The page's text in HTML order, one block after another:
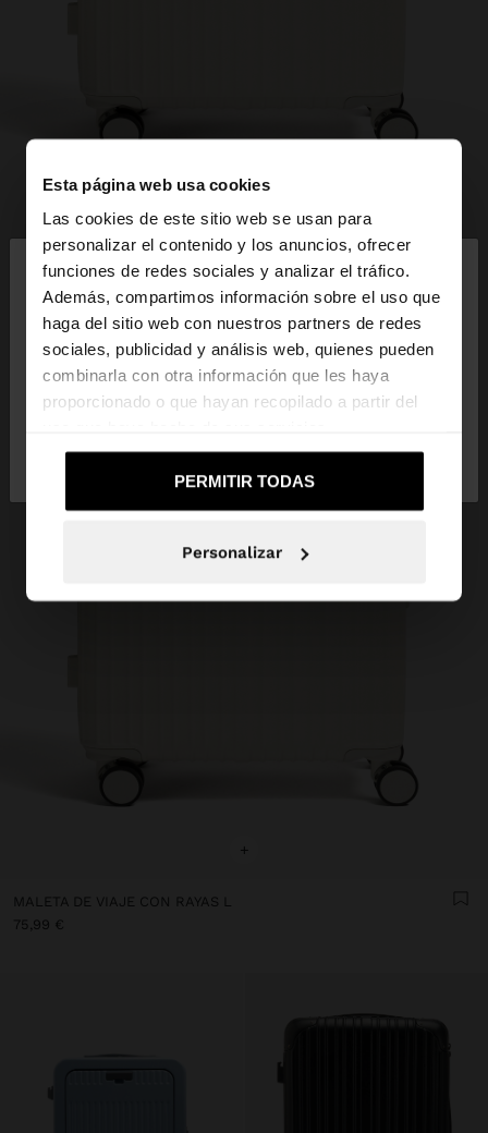
Esta página web usa cookies
Las cookies de este sitio web se usan para
personalizar el contenido y los anuncios, ofrecer
funciones de redes sociales y analizar el tráfico.
Además, compartimos información sobre el uso que
haga del sitio web con nuestros partners de redes
sociales, publicidad y análisis web, quienes pueden
combinarla con otra información que les haya
proporcionado o que hayan recopilado a partir del
PERMITIR TODAS
Personalizar
hola
Estás accediendo a la web de España. ¿Quieres ir a
la web de United States?
+
MALETA DE VIAJE CON RAYAS L
75,99 €